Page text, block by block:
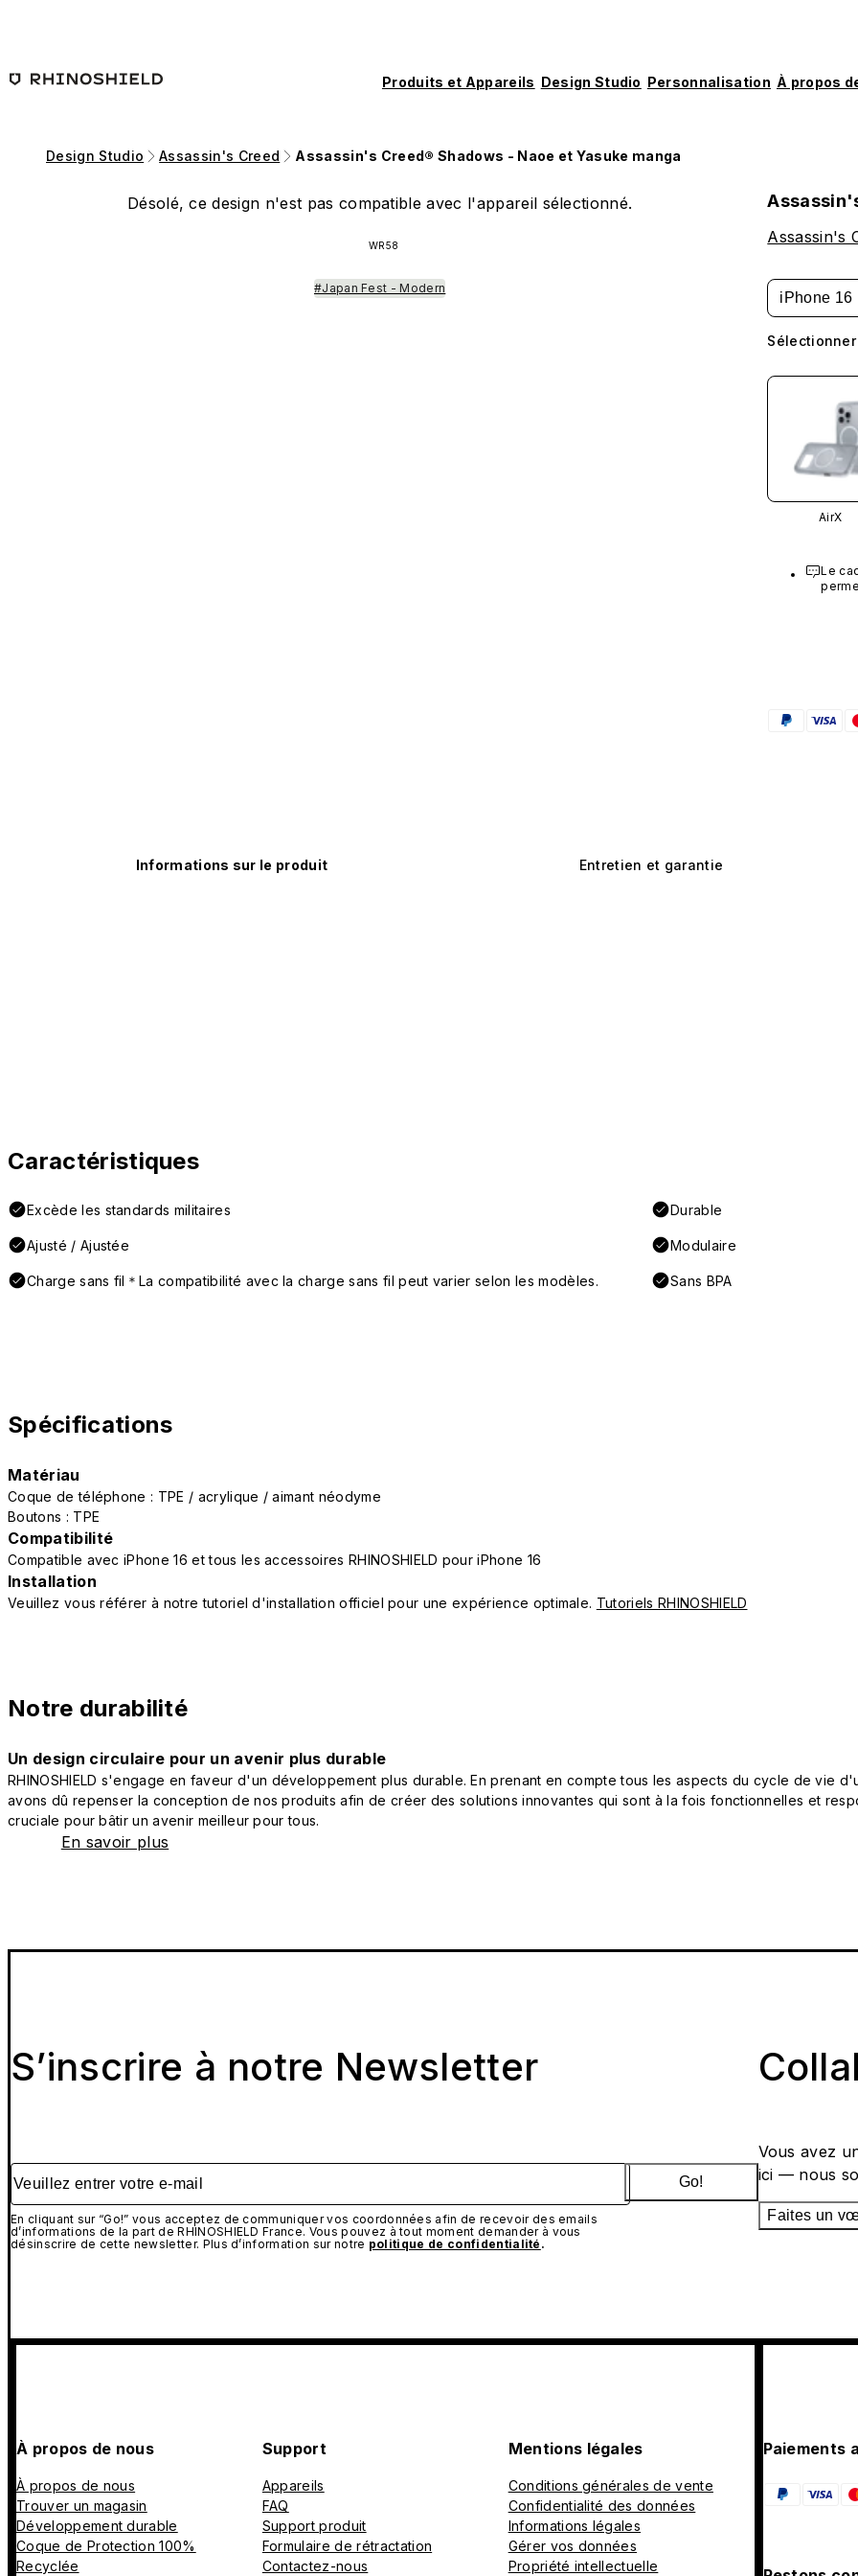
Produits et Appareils Design Studio Personnalisation À propos
Design Studio Assassin's Creed Assassin's Creed® Shadows - Naoe et Yasuke manga
Désolé, ce design n'est pas compatible avec l'appareil sélectionné.
WR58
#Japan Fest - Modern
Assassin's
iPhone 16
AirX
Le
Informations sur le produit Entretien et garantie
Caractéristiques
Excède les standards militaires Durable
Ajusté / Ajustée Modulaire
Charge sans fil＊La compatibilité avec la charge sans fil peut varier selon les modèles. Sans BPA
Spécifications
Matériau
Coque de téléphone : TPE / acrylique / aimant néodyme
Boutons : TPE
Compatibilité
Compatible avec iPhone 16 et tous les accessoires RHINOSHIELD pour iPhone 16
Installation
Veuillez vous référer à notre tutoriel d'installation officiel pour une expérience optimale. Tutoriels RHINOSHIELD
Notre durabilité
Un design circulaire pour un avenir plus durable
RHINOSHIELD s'engage en faveur d'un développement plus durable. En prenant en compte tous les aspects du cycle de vie
avons dû repenser la conception de nos produits afin de créer des solutions innovantes qui sont à la fois fonctionnelles et
cruciale pour bâtir un avenir meilleur pour tous.
En savoir plus
S’inscrire à notre Newsletter
Veuillez entrer votre e-mail
En cliquant sur “Go!” vous acceptez de communiquer vos coordonnées afin de recevoir des emails
d’informations de la part de RHINOSHIELD France. Vous pouvez à tout moment demander à vous
désinscrire de cette newsletter. Plus d’information sur notre politique de confidentialité .
Go!
Vous avez
ici — nous
Faites un
À propos de nous
À propos de nous
Trouver un magasin
Développement durable
Coque de Protection 100%
Recyclée
Support
Appareils
FAQ
Support produit
Formulaire de rétractation
Contactez-nous
Mentions légales
Conditions générales de vente
Confidentialité des données
Informations légales
Gérer vos données
Propriété intellectuelle
Paiements